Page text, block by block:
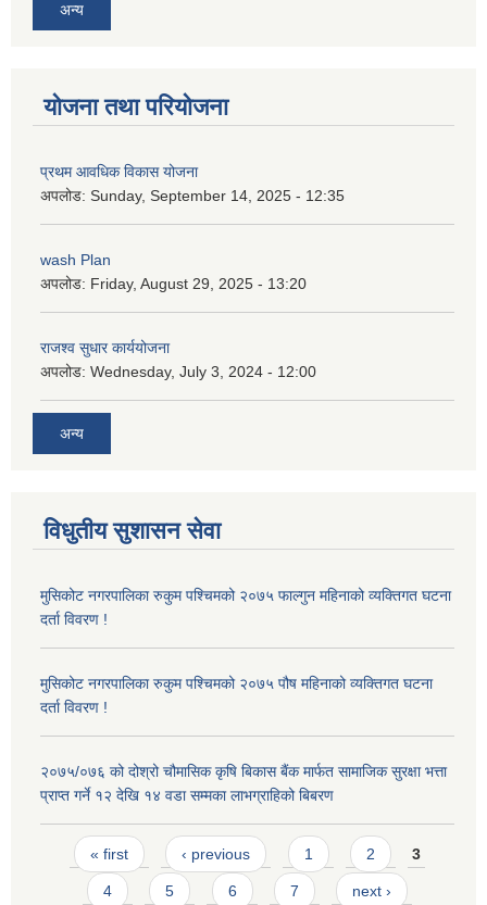
अन्य
योजना तथा परियोजना
प्रथम आवधिक विकास योजना
अपलोड: Sunday, September 14, 2025 - 12:35
wash Plan
अपलोड: Friday, August 29, 2025 - 13:20
राजश्व सुधार कार्ययोजना
अपलोड: Wednesday, July 3, 2024 - 12:00
अन्य
विधुतीय सुशासन सेवा
मुसिकोट नगरपालिका रुकुम पश्चिमको २०७५ फाल्गुन महिनाको व्यक्तिगत घटना
दर्ता विवरण !
मुसिकोट नगरपालिका रुकुम पश्चिमको २०७५ पौष महिनाको व्यक्तिगत घटना
दर्ता विवरण !
२०७५/०७६ को दोश्रो चौमासिक कृषि बिकास बैंक मार्फत सामाजिक सुरक्षा भत्ता
प्राप्त गर्ने १२ देखि १४ वडा सम्मका लाभग्राहिको बिबरण
Pages
« first ‹ previous 1 2 3
4 5 6 7 next ›